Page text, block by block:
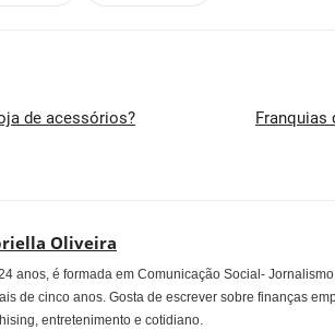
de acessórios?
Franquias
Oliveira
anos, é formada em Comunicação Social-
de cinco anos. Gosta de escrever sobre finanças
entretenimento e cotidiano.